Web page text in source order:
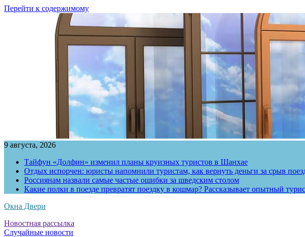
Перейти к содержимому
9 августа, 2026
Тайфун «Долфин» изменил планы круизных туристов в Шанхае
Отдых испорчен: юристы напомнили туристам, как вернуть деньги за срыв
Россиянам назвали самые частые ошибки за шведским столом
Какие полки в поезде превратят поездку в кошмар? Рассказывает опытный
Окна Двери
Новостная рассылка
Случайные новости